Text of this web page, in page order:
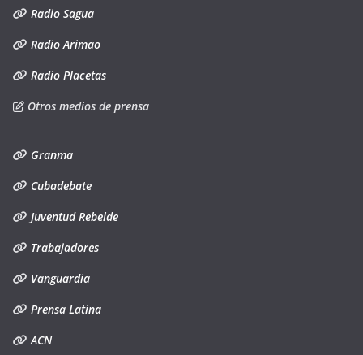
Radio Sagua
Radio Arimao
Radio Placetas
Otros medios de prensa
Granma
Cubadebate
Juventud Rebelde
Trabajadores
Vanguardia
Prensa Latina
ACN